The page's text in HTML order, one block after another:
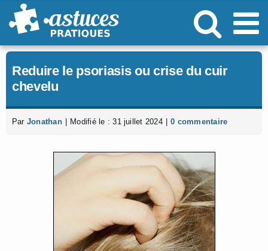
Passer
au
Reduire le psoriasis ou crise du cuir
chevelu
Par Jonathan Modifié le : 31 juillet 2024 0 commentaire